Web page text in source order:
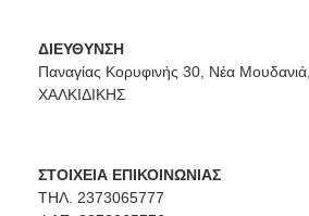
ΔΙΕΥΘΥΝΣΗ
Παναγίας Κορυφινής 30, Νέα
ΧΑΛΚΙΔΙΚΗΣ
ΣΤΟΙΧΕΙΑ ΕΠΙΚΟΙΝΩΝΙΑΣ
ΤΗΛ. 2373065777